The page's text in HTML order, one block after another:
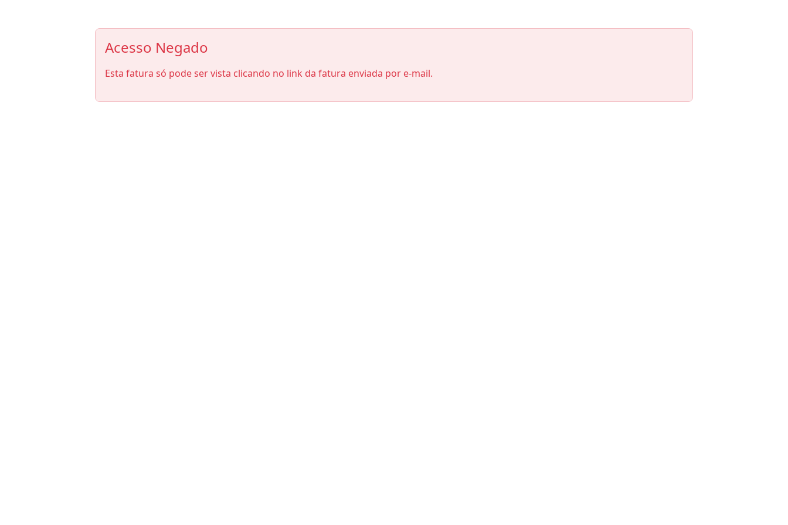
Acesso Negado
Esta fatura só pode ser vista clicando no link da fatura enviada por e-mail.